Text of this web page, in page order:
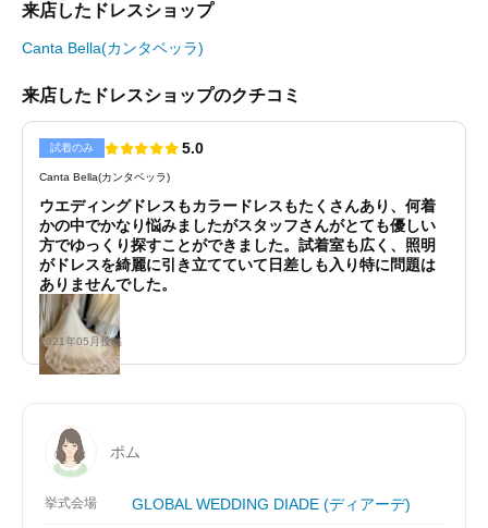
来店したドレスショップ
Canta Bella(カンタベッラ)
来店したドレスショップのクチコミ
試着のみ 5.0
Canta Bella(カンタベッラ)
ウエディングドレスもカラードレスもたくさんあり、何着
かの中でかなり悩みましたがスタッフさんがとても優しい
方でゆっくり探すことができました。試着室も広く、照明
がドレスを綺麗に引き立てていて日差しも入り特に問題は
ありませんでした。
2021年05月投稿
ポム
挙式会場 GLOBAL WEDDING DIADE (ディアーデ)